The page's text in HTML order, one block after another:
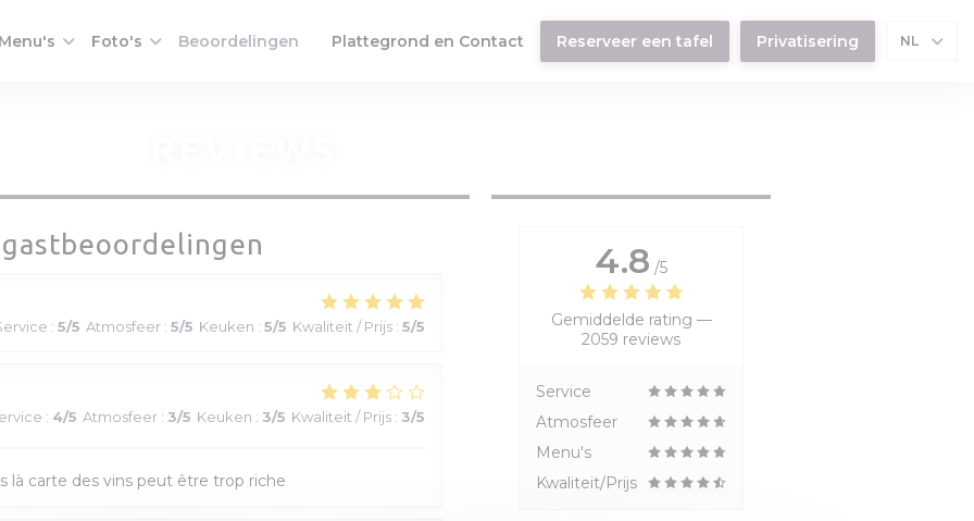
Menu's Foto's Beoordelingen ((opent in een nieuw venster))
Plattegrond en Contact Reserveer een tafel Privatisering NL
: 5/5 Atmosfeer : 5/5 Keuken : 5/5 Kwaliteit / Prijs : 5/5
: 4/5 Atmosfeer : 3/5 Keuken : 3/5 Kwaliteit / Prijs : 3/5
là carte des vins peut être trop riche
4.8 /5
Gemiddelde rating —
2059 reviews
Service
Atmosfeer
Menu's
Kwaliteit/Prijs